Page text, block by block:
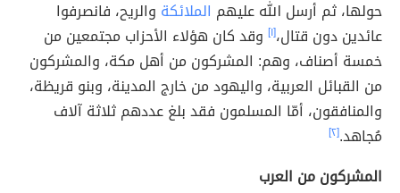
حولها، ثم أرسل الله عليهم الملائكة والريح، فانصرفوا
عائدين دون قتال،[١] وقد كان هؤلاء الأحزاب مجتمعين من
خمسة أصناف، وهم: المشركون من أهل مكة، والمشركون
من القبائل العربية، واليهود من خارج المدينة، وبنو قريظة،
والمنافقون، أمّا المسلمون فقد بلغ عددهم ثلاثة آلاف
مُجاهد.[٢]
المشركون من العرب